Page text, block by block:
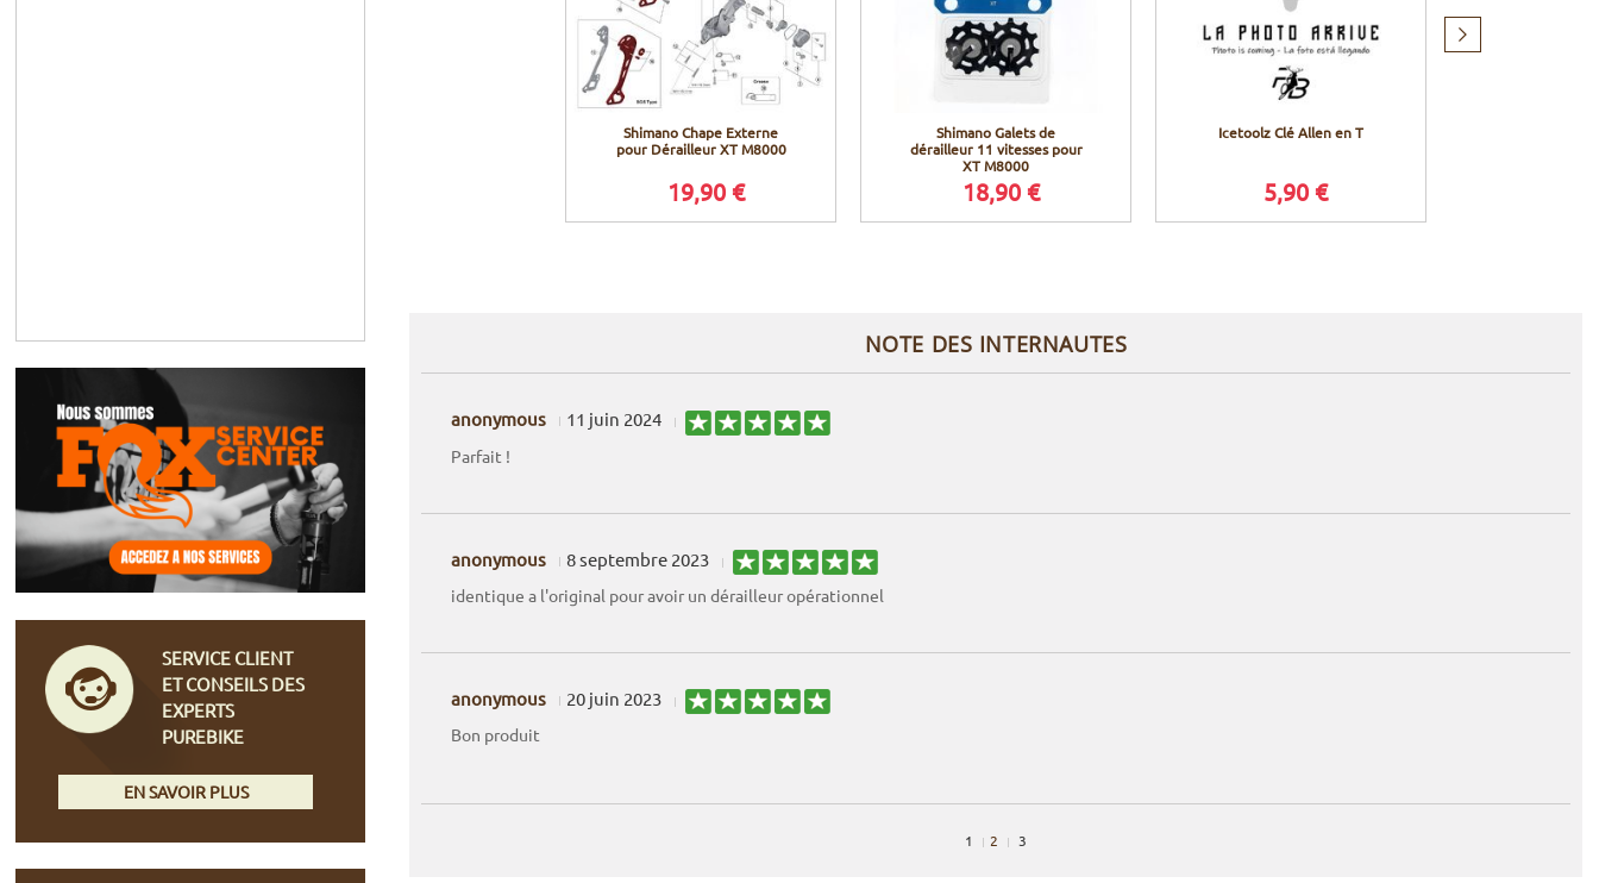
Shimano Chape Externe
pour Dérailleur XT M8000
19,90 €
Shimano Galets de
dérailleur 11 vitesses pour
XT M8000
18,90 €
Icetoolz Clé Allen en T
5,90 €
suivant
NOTE DES INTERNAUTES
anonymous 11 juin 2024
Parfait !
anonymous 8 septembre 2023
identique a l'original pour avoir un dérailleur opérationnel
anonymous 20 juin 2023
Bon produit
1 2 3
SERVICE CLIENT
ET CONSEILS DES
EXPERTS
PUREBIKE
EN SAVOIR PLUS